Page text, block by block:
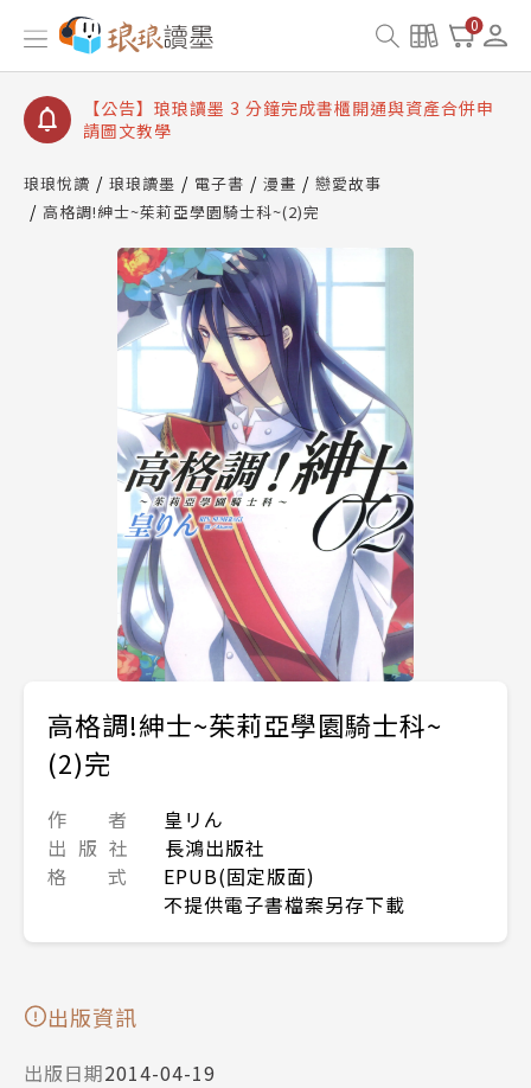
0
【公告】琅琅讀墨數位閱讀資產合併與書櫃開通申請
【公告】琅琅讀墨書櫃開通常見問題
【公告】琅琅讀墨 3 分鐘完成書櫃開通與資產合併申
請圖文教學
查詢
【公告】琅琅讀墨數位閱讀資產合併與書櫃開通申請
琅琅悅讀 琅琅讀墨 電子書 漫畫
戀愛故事
高格調!紳士~茱莉亞學園騎士科~(2)完
高格調!紳士~茱莉亞學園騎士科~
(2)完
作 者
皇リん
出 版 社
長鴻出版社
格 式
EPUB(固定版面)
不提供電子書檔案另存下載
出版資訊
出版日期2014-04-19